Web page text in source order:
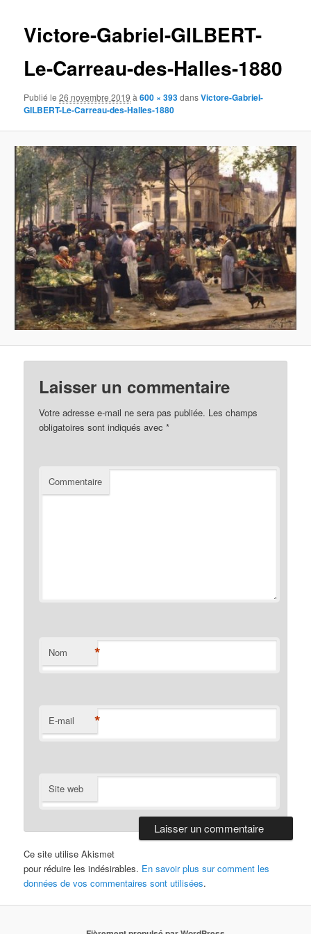
Victore-Gabriel-GILBERT-
Le-Carreau-des-Halles-1880
Publié le26 novembre 2019 à600 × 393dansVictore-Gabriel-
GILBERT-Le-Carreau-des-Halles-1880
Laisser un commentaire
Votre adresse e-mail ne sera pas publiée. Les champs
obligatoires sont indiqués avec*
Commentaire
Nom *
E-mail *
Site web
Ce site utilise Akismet
pour réduire les indésirables. En savoir plus sur comment les
données de vos commentaires sont utilisées.